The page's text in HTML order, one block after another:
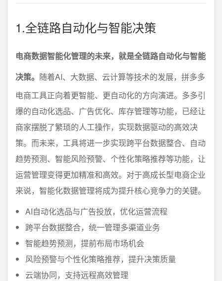
1.全链路自动化与智能决策
电商数据智能化管理的未来，就是全链路自动化与智能
决策。 随着AI、大数据、云计算等技术的发展，拼多多
电商工具正向着更智能、更自动化的方向演进。多多引
爆的自动化选品、广告优化、库存管理等功能，已经让
商家摆脱了繁琐的人工操作，实现数据驱动的高效决
策。而未来，工具将进一步实现跨平台数据整合、自动
趋势预测、智能风险预警、个性化策略推荐等功能，让
运营管理变得更加精准和高效。对于高成长型电商企业
来说，智能化数据管理将成为提升核心竞争力的关键。
AI自动化选品与广告投放，优化运营流程
跨平台数据整合，统一管理多渠道业务
智能趋势预测，提前布局市场机会
风险预警与个性化策略推荐，提升决策质量
云端协同，支持远程高效管理